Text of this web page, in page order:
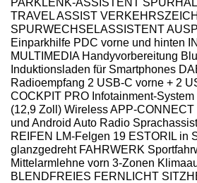
TRAVEL ASSIST
SPURWECHSELASSISTENT
Einparkhilfe PDC vorne und hinten
MULTIMEDIA Handyvorbereitung
Induktionsladen für Smartphones
Radioempfang 2 USB-C vorne + 2
COCKPIT PRO Infotainment-
(12,9 Zoll) Wireless APP-
und Android Auto Radio
REIFEN LM-Felgen 19 ESTORIL in
glanzgedreht FAHRWERK
Mittelarmlehne vorn 3-Zonen
BLENDFREIES FERNLICHT